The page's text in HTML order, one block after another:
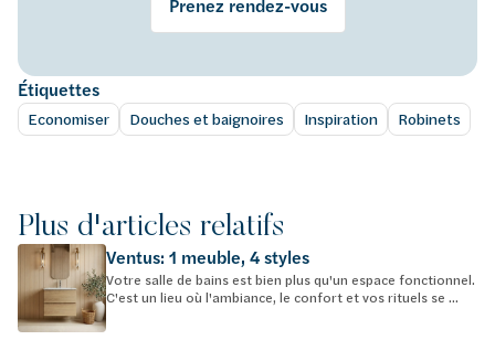
Prenez rendez-vous
Étiquettes
Economiser Douches et baignoires Inspiration Robinets
Plus d'articles relatifs
Ventus: 1 meuble, 4 styles
Votre salle de bains est bien plus qu'un espace fonctionnel.
C'est un lieu où l'ambiance, le confort et vos rituels se ...